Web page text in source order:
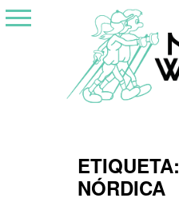
ETIQUETA:
NÓRDICA